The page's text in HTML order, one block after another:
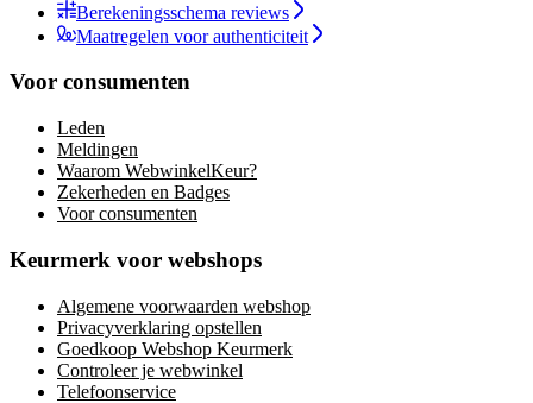
Berekeningsschema reviews
Maatregelen voor authenticiteit
Voor consumenten
Leden
Meldingen
Waarom WebwinkelKeur?
Zekerheden en Badges
Voor consumenten
Keurmerk voor webshops
Algemene voorwaarden webshop
Privacyverklaring opstellen
Goedkoop Webshop Keurmerk
Controleer je webwinkel
Telefoonservice